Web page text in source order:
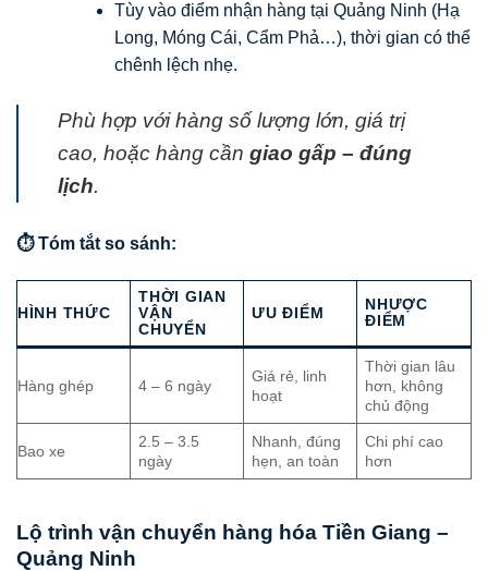
Tùy vào điểm nhận hàng tại Quảng Ninh (Hạ
Long, Móng Cái, Cẩm Phả…), thời gian có thể
chênh lệch nhẹ.
Phù hợp với hàng số lượng lớn, giá trị
cao, hoặc hàng cần giao gấp – đúng
lịch.
⏱️ Tóm tắt so sánh:
HÌNH THỨC
THỜI GIAN
VẬN
CHUYỂN
ƯU ĐIỂM
NHƯỢC
ĐIỂM
Hàng ghép 4 – 6 ngày
Giá rẻ, linh
hoạt
Thời gian lâu
hơn, không
chủ động
Bao xe
2.5 – 3.5
ngày
Nhanh, đúng
hẹn, an toàn
Chi phí cao
hơn
Lộ trình vận chuyển hàng hóa Tiền Giang –
Quảng Ninh